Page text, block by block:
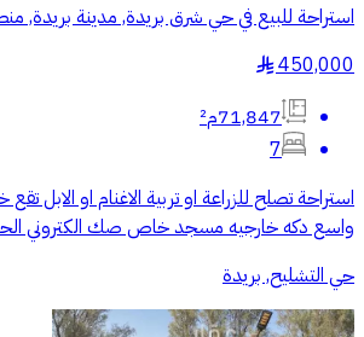
استراحة للبيع في حي شرق بريدة, مدينة بريدة,
450,000
§
71,847م²
7
واسع دكه خارجيه مسجد خاص صك الكتروني الحد 500 الف الصامل فقط يمكنه
حي التشليح, بريدة